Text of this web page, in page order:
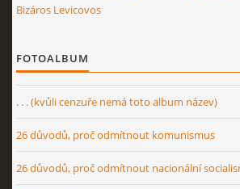
Bizáros Levicovos
FOTOALBUM
. . . (kvůli cenzuře nemá toto album název)
26 důvodů, proč odmítnout komunismus
26 důvodů, proč odmítnout nacionální